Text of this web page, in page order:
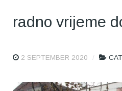
radno vrijeme
2 SEPTEMBER 2020